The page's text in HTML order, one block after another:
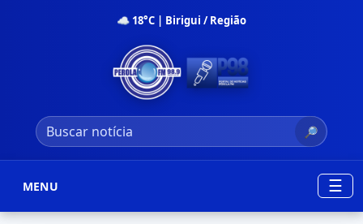
☁ 18°C | Birigui / Região
🔎
MENU ☰